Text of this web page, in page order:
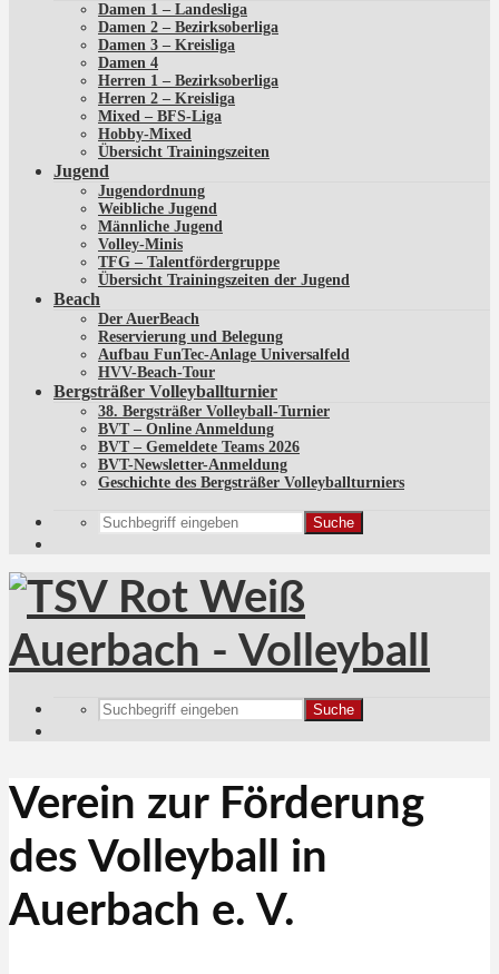
Damen 1 – Landesliga
Damen 2 – Bezirksoberliga
Damen 3 – Kreisliga
Damen 4
Herren 1 – Bezirksoberliga
Herren 2 – Kreisliga
Mixed – BFS-Liga
Hobby-Mixed
Übersicht Trainingszeiten
Jugend
Jugendordnung
Weibliche Jugend
Männliche Jugend
Volley-Minis
TFG – Talentfördergruppe
Übersicht Trainingszeiten der Jugend
Beach
Der AuerBeach
Reservierung und Belegung
Aufbau FunTec-Anlage Universalfeld
HVV-Beach-Tour
Bergsträßer Volleyballturnier
38. Bergsträßer Volleyball-Turnier
BVT – Online Anmeldung
BVT – Gemeldete Teams 2026
BVT-Newsletter-Anmeldung
Geschichte des Bergsträßer Volleyballturniers
Suche
Suche
Verein zur Förderung
des Volleyball in
Auerbach e. V.